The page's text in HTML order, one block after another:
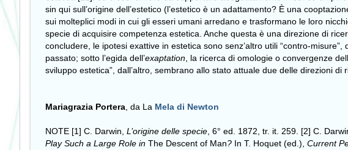
sin qui sull’origine dell’estetico (l’estetico è un adattamento? È una
sui molteplici modi in cui gli esseri umani arredano e trasformano le loro
specie di acquisire competenza estetica. Anche questa è una direzione di
concludere, le ipotesi exattive in estetica sono senz’altro utili “contro-
passato; sotto l’egida dell’exaptation , la ricerca di omologie o convergenze
sviluppo estetica”, dall’altro, sembrano allo stato attuale due delle direzioni
Mariagrazia Portera , da La Mela di Newton
NOTE [1] C. Darwin, L’origine delle specie , 6° ed. 1872, tr. it. 259. [2] C.
Play Such a Large Role in The Descent of Man? In T. Hoquet (ed.), Current